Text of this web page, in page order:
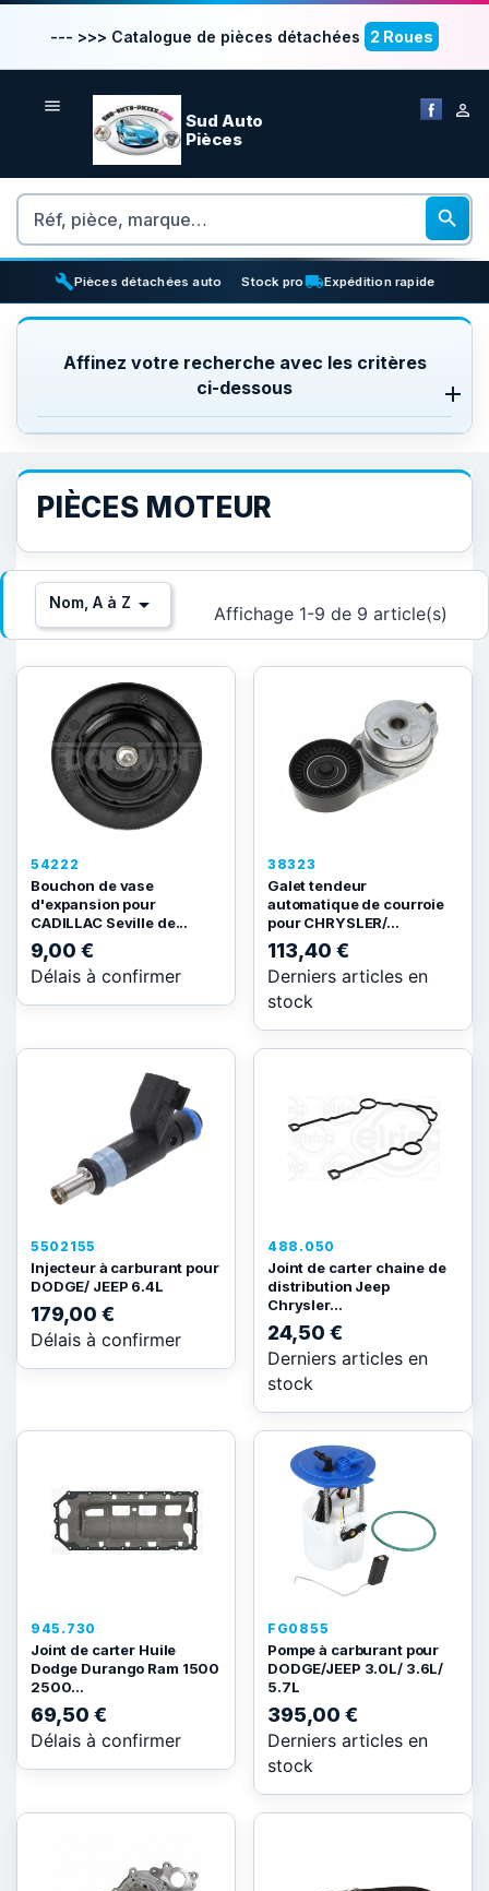
--- >>> Catalogue de pièces détachées 2 Roues
 
Sud Auto
Pièces
Rechercher

buildPièces détachées auto inventory_2
Stock prolocal_shippingExpédition rapide
Affinez votre recherche avec les critères
ci-dessous
PIÈCES MOTEUR
Nom, A à Z  Affichage 1-9 de 9 article(s)
54222
Bouchon de vase
d'expansion pour
CADILLAC Seville de...
9,00 €
Délais à confirmer
38323
Galet tendeur
automatique de courroie
pour CHRYSLER/...
113,40 €
Derniers articles en
stock
5502155
Injecteur à carburant pour
DODGE/ JEEP 6.4L
179,00 €
Délais à confirmer
488.050
Joint de carter chaine de
distribution Jeep
Chrysler...
24,50 €
Derniers articles en
stock
945.730
Joint de carter Huile
Dodge Durango Ram 1500
2500...
69,50 €
Délais à confirmer
FG0855
Pompe à carburant pour
DODGE/JEEP 3.0L/ 3.6L/
5.7L
395,00 €
Derniers articles en
stock